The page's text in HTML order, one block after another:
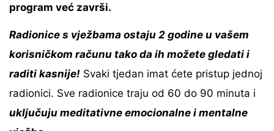
program već završi.
Radionice s vježbama ostaju 2 godine u vašem
korisničkom računu tako da ih možete gledati i
raditi kasnije! Svaki tjedan imat ćete pristup jednoj
radionici. Sve radionice traju od 60 do 90 minuta i
uključuju meditativne emocionalne i mentalne